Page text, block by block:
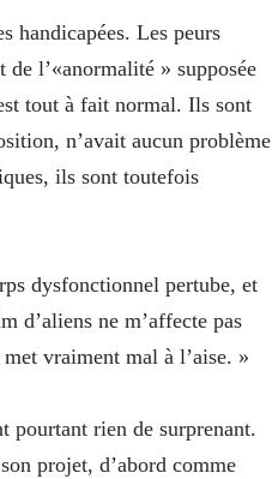
handicapées. Les peurs
de l’«anormalité » supposée
tout à fait normal. Ils sont
n’avait aucun problème
ils sont toutefois
dysfonctionnel pertube, et
d’aliens ne m’affecte pas
vraiment mal à l’aise. »
pourtant rien de surprenant.
projet, d’abord comme